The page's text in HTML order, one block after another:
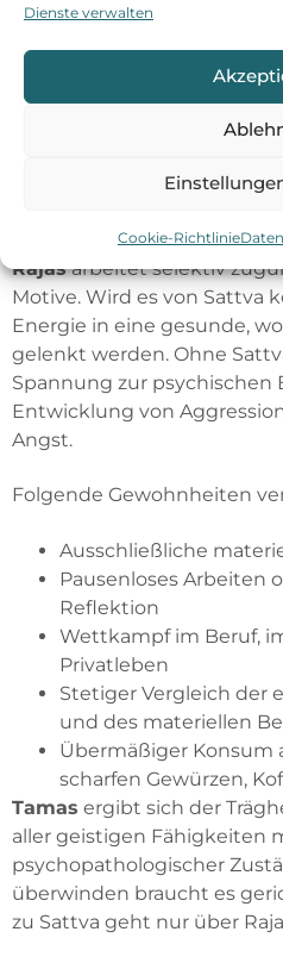
Dienste verwalten
Cookie-Richtlinie
Mentaltraining
Genussmittel, Drogen)
Handeln für Frieden
Wahrhaftigkeit im
von innen und außen
Rajasarbeitet selektiv
Motive. Wird es von Sattva
Energie in eine gesunde,
gelenkt werden. Ohne
Spannung zur psychischen
Entwicklung von
Angst.
Folgende Gewohnheiten
Ausschließliche
Pausenloses Arbeiten
Reflektion
Wettkampf im Beruf,
Privatleben
Stetiger Vergleich der
und des materiellen
Übermäßiger Konsum
scharfen Gewürzen,
Tamas ergibt sich der
aller geistigen Fähigkeiten
psychopathologischer
überwinden braucht es
zu Sattva geht nur über